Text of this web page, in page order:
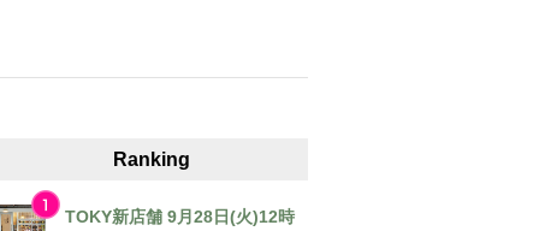
Ranking
TOKY新店舗 9月28日(火)12時